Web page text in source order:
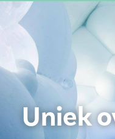
Uniek